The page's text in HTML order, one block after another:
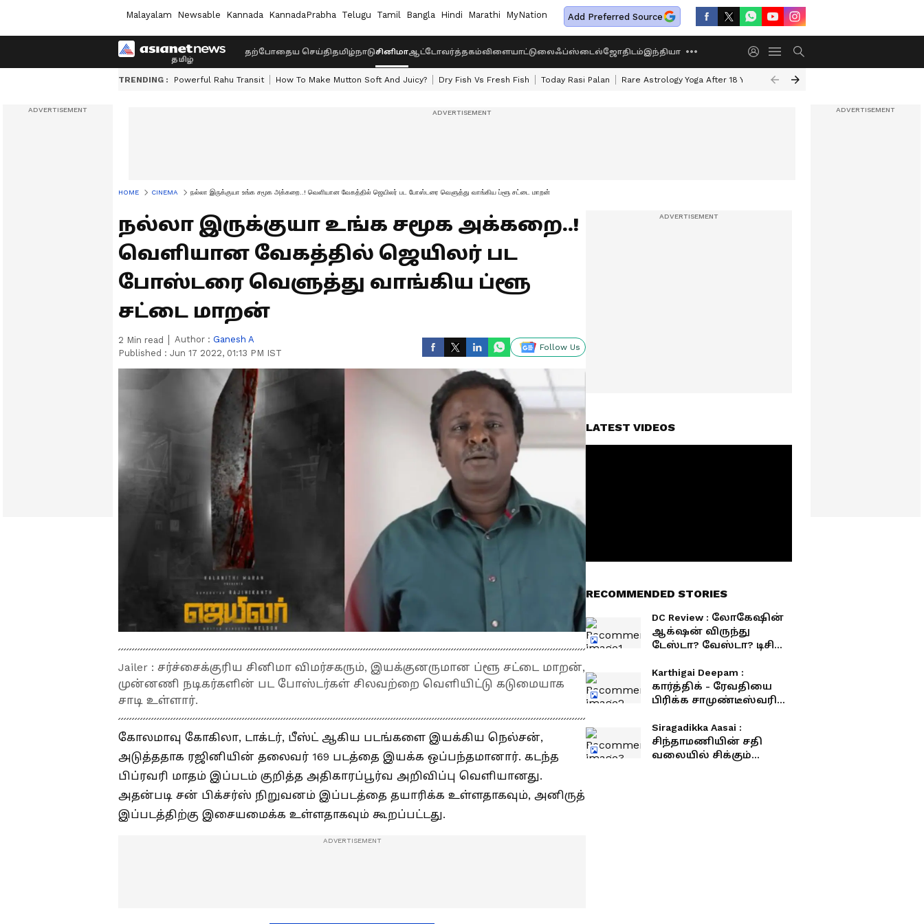
Malayalam Newsable Kannada KannadaPrabha Telugu Tamil Bangla Hindi Marathi MyNation Add Preferred Source
தற்போதைய செய்திதமிழ்நாடுசினிமாஆட்டோவர்த்தகம்விளையாட்டுலைஃப்ஸ்டைல்ஜோதிடம்இந்தியா
TRENDING : Powerful Rahu Transit How To Make Mutton Soft And Juicy? Dry Fish Vs Fresh Fish Today Rasi Palan Rare Astrology Yoga After 18 Years Dwi Pushkar Yoga 2026
HOME CINEMA நல்லா இருக்குயா உங்க சமூக அக்கறை..! வெளியான வேகத்தில் ஜெயிலர் பட போஸ்டரை வெளுத்து வாங்கிய ப்ளூ சட்டை மாறன்
நல்லா இருக்குயா உங்க சமூக அக்கறை..!
வெளியான வேகத்தில் ஜெயிலர் பட
போஸ்டரை வெளுத்து வாங்கிய ப்ளூ
சட்டை மாறன்
2 Min read Author : Ganesh A
Published : Jun 17 2022, 01:13 PM IST
Follow Us
Jailer : சர்ச்சைக்குரிய சினிமா விமர்சகரும், இயக்குனருமான ப்ளூ சட்டை மாறன்,
முன்னணி நடிகர்களின் பட போஸ்டர்கள் சிலவற்றை வெளியிட்டு கடுமையாக
சாடி உள்ளார்.
கோலமாவு கோகிலா, டாக்டர், பீஸ்ட் ஆகிய படங்களை இயக்கிய நெல்சன்,
அடுத்ததாக ரஜினியின் தலைவர் 169 படத்தை இயக்க ஒப்பந்தமானார். கடந்த
பிப்ரவரி மாதம் இப்படம் குறித்த அதிகாரப்பூர்வ அறிவிப்பு வெளியானது.
அதன்படி சன் பிக்சர்ஸ் நிறுவனம் இப்படத்தை தயாரிக்க உள்ளதாகவும், அனிருத்
இப்படத்திற்கு இசையமைக்க உள்ளதாகவும் கூறப்பட்டது.
LATEST VIDEOS
RECOMMENDED STORIES
DC Review : லோகேஷின்
ஆக்‌ஷன் விருந்து
டேஸ்டா? வேஸ்டா? டிசி
Karthigai Deepam :
கார்த்திக் - ரேவதியை
பிரிக்க சாமுண்டீஸ்வரி
சக்சஸ் ஆகுமா?
Siragadikka Aasai :
சிந்தாமணியின் சதி
வலையில் சிக்கும்